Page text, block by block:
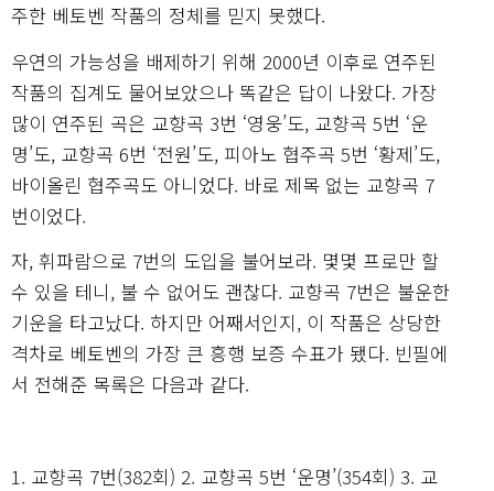
주한 베토벤 작품의 정체를 믿지 못했다.
우연의 가능성을 배제하기 위해 2000년 이후로 연주된
작품의 집계도 물어보았으나 똑같은 답이 나왔다. 가장
많이 연주된 곡은 교향곡 3번 ‘영웅’도, 교향곡 5번 ‘운
명’도, 교향곡 6번 ‘전원’도, 피아노 협주곡 5번 ‘황제’도,
바이올린 협주곡도 아니었다. 바로 제목 없는 교향곡 7
번이었다.
자, 휘파람으로 7번의 도입을 불어보라. 몇몇 프로만 할
수 있을 테니, 불 수 없어도 괜찮다. 교향곡 7번은 불운한
기운을 타고났다. 하지만 어째서인지, 이 작품은 상당한
격차로 베토벤의 가장 큰 흥행 보증 수표가 됐다. 빈필에
서 전해준 목록은 다음과 같다.
1. 교향곡 7번(382회) 2. 교향곡 5번 ‘운명’(354회) 3. 교